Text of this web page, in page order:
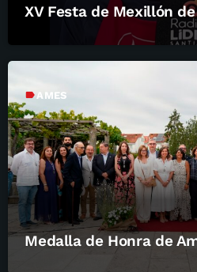
XV Festa de Mexillón
label AMES
Medalla de Honra de